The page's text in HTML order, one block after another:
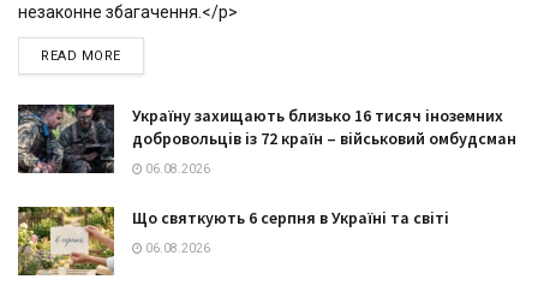
незаконне збагачення.</p>
READ MOREDETAILS
Україну захищають близько 16 тисяч іноземних
добровольців із 72 країн – військовий омбудсман
06.08.2026
Що святкують 6 серпня в Україні та світі
06.08.2026